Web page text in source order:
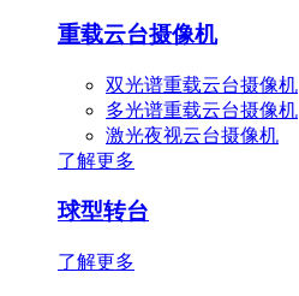
重载云台摄像机
双光谱重载云台摄像机
多光谱重载云台摄像机
激光夜视云台摄像机
了解更多
球型转台
了解更多